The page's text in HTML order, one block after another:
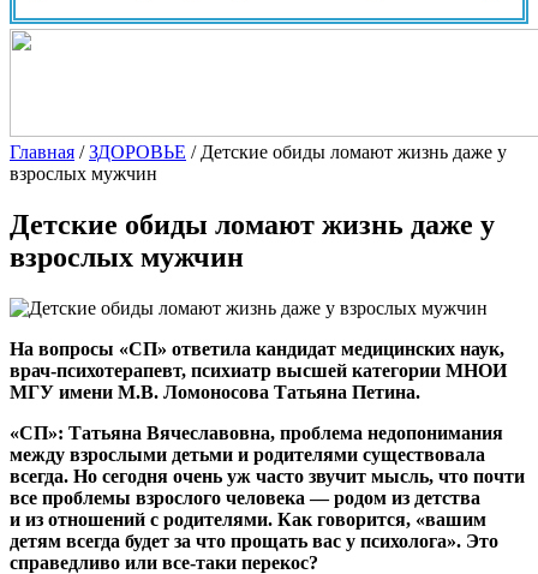
Главная /ЗДОРОВЬЕ / Детские обиды ломают жизнь даже у
взрослых мужчин
Детские обиды ломают жизнь даже у
взрослых мужчин
На вопросы «СП» ответила кандидат медицинских наук,
врач-психотерапевт, психиатр высшей категории МНОИ
МГУ имени М.В. Ломоносова Татьяна Петина.
«СП»: Татьяна Вячеславовна, проблема недопонимания
между взрослыми детьми и родителями существовала
всегда. Но сегодня очень уж часто звучит мысль, что почти
все проблемы взрослого человека — родом из детства
и из отношений с родителями. Как говорится, «вашим
детям всегда будет за что прощать вас у психолога». Это
справедливо или все-таки перекос?